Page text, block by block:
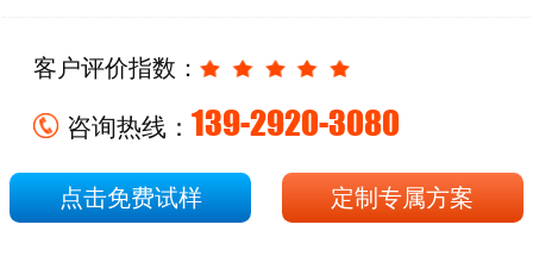
客户评价指数：
咨询热线： 139-2920-3080
点击免费试样 定制专属方案